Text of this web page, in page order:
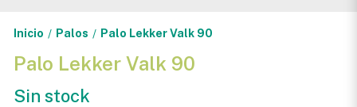
Inicio / Palos / Palo Lekker Valk 90
Palo Lekker Valk 90
Sin stock